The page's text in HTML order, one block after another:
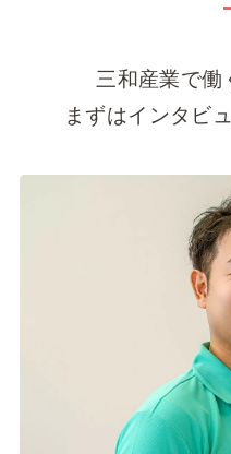
三和産業で働
まずはインタビ